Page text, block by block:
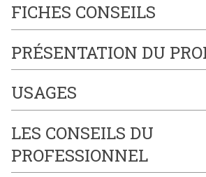
FICHES CONSEILS
PRÉSENTATION DU
USAGES
LES CONSEILS DU
PROFESSIONNEL